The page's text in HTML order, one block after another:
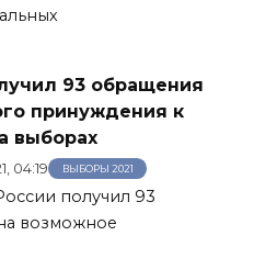
93 обращения
принуждения к
выборах
04:19 ВЫБОРЫ 2021
получил 93
возможное